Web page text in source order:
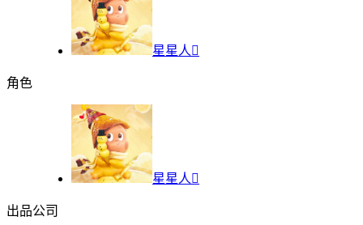
星星人 
角色
星星人 
出品公司